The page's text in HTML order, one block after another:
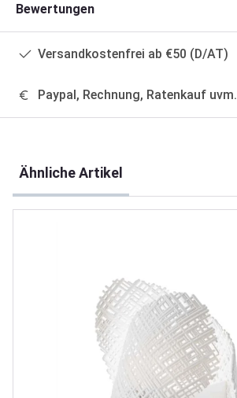
Bewertungen
Versandkostenfrei ab €50 (D/AT)
Paypal, Rechnung, Ratenkauf uvm.
Ähnliche Artikel